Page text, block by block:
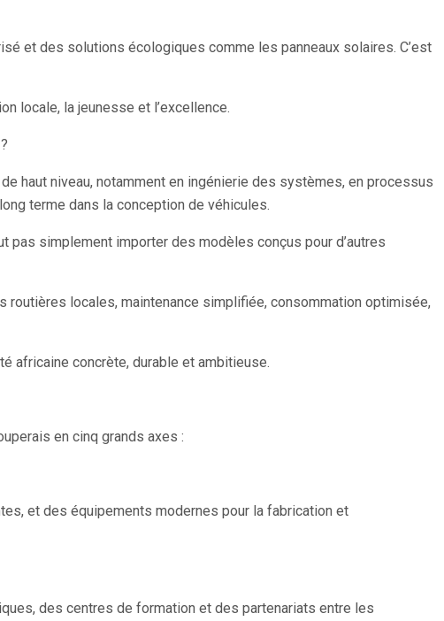
et des solutions écologiques comme les panneaux solaires. C’est
locale, la jeunesse et l’excellence.
?
haut niveau, notamment en ingénierie des systèmes, en processus
terme dans la conception de véhicules.
pas simplement importer des modèles conçus pour d’autres
routières locales, maintenance simplifiée, consommation optimisée,
africaine concrète, durable et ambitieuse.
en cinq grands axes :
et des équipements modernes pour la fabrication et
des centres de formation et des partenariats entre les